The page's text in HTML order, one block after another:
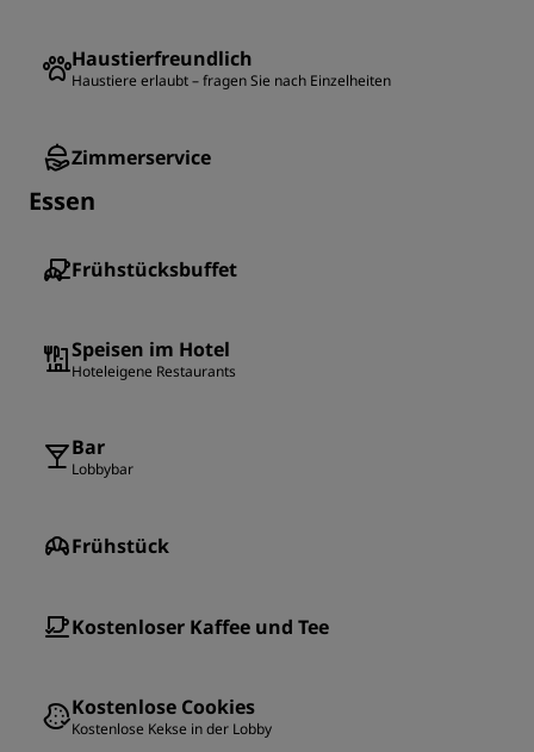
Haustierfreundlich
Haustiere erlaubt – fragen Sie nach Einzelheiten
Zimmerservice
Essen
Frühstücksbuffet
Speisen im Hotel
Hoteleigene Restaurants
Bar
Lobbybar
Frühstück
Kostenloser Kaffee und Tee
Kostenlose Cookies
Kostenlose Kekse in der Lobby